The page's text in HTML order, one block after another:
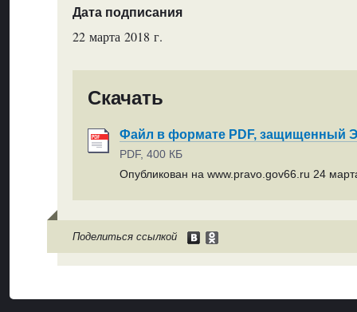
Дата подписания
22 марта 2018 г.
Скачать
Файл в формате PDF, защищенный
PDF, 400 КБ
Опубликован на www.pravo.gov66.ru 24
Поделиться ссылкой